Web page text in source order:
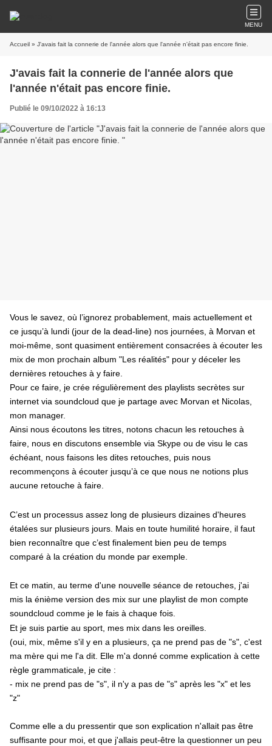
MENU
Accueil » J'avais fait la connerie de l'année alors que l'année n'était pas encore finie.
J'avais fait la connerie de l'année alors que
l'année n'était pas encore finie.
Publié le 09/10/2022 à 16:13
Vous le savez, où l’ignorez probablement, mais actuellement et
ce jusqu’à lundi (jour de la dead-line) nos journées, à Morvan et
moi-même, sont quasiment entièrement consacrées à écouter les
mix de mon prochain album "Les réalités" pour y déceler les
dernières retouches à y faire.
Pour ce faire, je crée régulièrement des playlists secrètes sur
internet via soundcloud que je partage avec Morvan et Nicolas,
mon manager.
Ainsi nous écoutons les titres, notons chacun les retouches à
faire, nous en discutons ensemble via Skype ou de visu le cas
échéant, nous faisons les dites retouches, puis nous
recommençons à écouter jusqu’à ce que nous ne notions plus
aucune retouche à faire.
C’est un processus assez long de plusieurs dizaines d'heures
étalées sur plusieurs jours. Mais en toute humilité horaire, il faut
bien reconnaître que c’est finalement bien peu de temps
comparé à la création du monde par exemple.
Et ce matin, au terme d'une nouvelle séance de retouches, j'ai
mis la énième version des mix sur une playlist de mon compte
soundcloud comme je le fais à chaque fois.
Et je suis partie au sport, mes mix dans les oreilles.
(oui, mix, même s'il y en a plusieurs, ça ne prend pas de "s", c'est
ma mère qui me l'a dit. Elle m'a donné comme explication à cette
règle grammaticale, je cite :
- mix ne prend pas de "s", il n'y a pas de "s" après les "x" et les
"z"
Comme elle a du pressentir que son explication n'allait pas être
suffisante pour moi, et que j'allais peut-être la questionner un peu